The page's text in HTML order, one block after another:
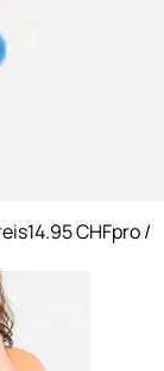
14.95 CHFpro/